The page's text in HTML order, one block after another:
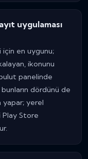
uygulaması
en uygunu;
ikonunu
panelinde
dördünü de
yerel
Store